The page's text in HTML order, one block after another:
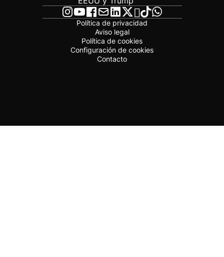
Política de privacidad
Aviso legal
Política de cookies
Configuración de cookies
Contacto